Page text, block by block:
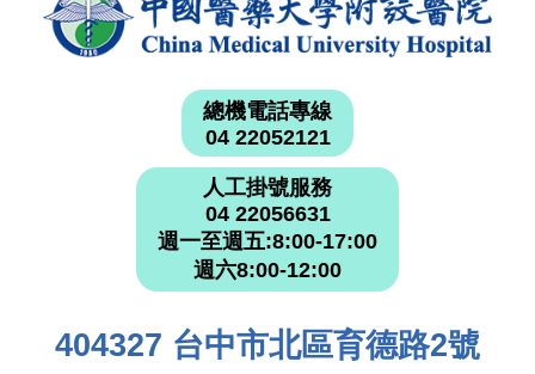
總機電話專線
04 22052121
人工掛號服務
04 22056631
週一至週五:8:00-17:00
週六8:00-12:00
404327 台中市北區育德路2號